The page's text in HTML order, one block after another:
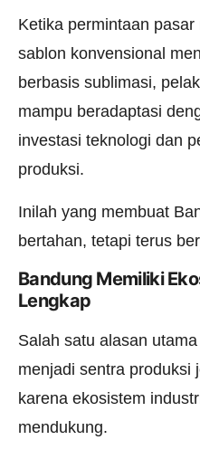
Ketika permintaan
sablon konvensional
berbasis sublimasi,
mampu beradaptasi
investasi teknologi dan
produksi.
Inilah yang membuat
bertahan, tetapi terus
Bandung Memiliki
Lengkap
Salah satu alasan
menjadi sentra produksi
karena ekosistem
mendukung.